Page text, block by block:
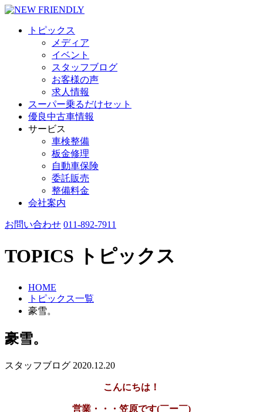
トピックス
メディア
イベント
スタッフブログ
お客様の声
求人情報
スーパー乗るだけセット
優良中古車情報
サービス
車検整備
板金修理
自動車保険
委託販売
整備料金
会社案内
お問い合わせ 011-892-7911
TOPICS トピックス
HOME
トピックス一覧
豪雪。
豪雪。
スタッフブログ 2020.12.20
こんにちは！
営業・・・笠原です(￣ー￣)